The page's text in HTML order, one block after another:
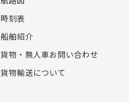
時刻表
船舶紹介
貨物・無人車お問い合わせ
貨物輸送について